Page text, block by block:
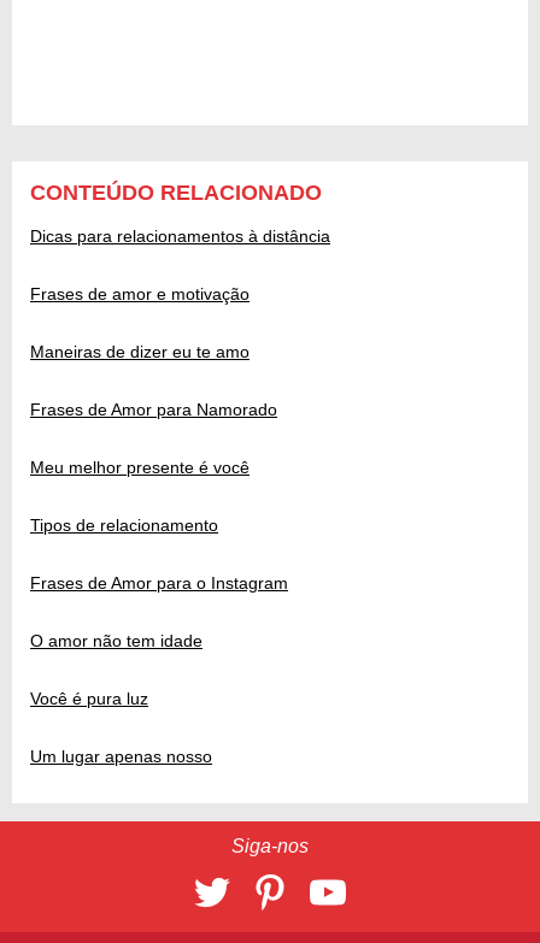
CONTEÚDO RELACIONADO
Dicas para relacionamentos à distância
Frases de amor e motivação
Maneiras de dizer eu te amo
Frases de Amor para Namorado
Meu melhor presente é você
Tipos de relacionamento
Frases de Amor para o Instagram
O amor não tem idade
Você é pura luz
Um lugar apenas nosso
Siga-nos